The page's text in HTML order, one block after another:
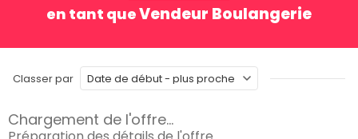
en tant queVendeur Boulangerie
Classer par
Chargement de l'offre...